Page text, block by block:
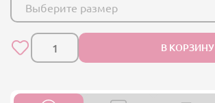
Выберите размер
В КОРЗИНУ